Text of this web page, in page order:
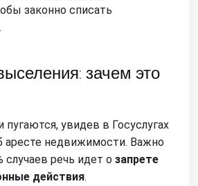
законно списать
зачем это
увидев в Госуслугах
аресте недвижимости. Важно
случаев речь идет о запрете
действия.